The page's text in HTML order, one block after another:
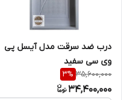
درب ضد سرقت مدل آیسل پی
وی سی سفید
35,600,000
3%
34,400,000